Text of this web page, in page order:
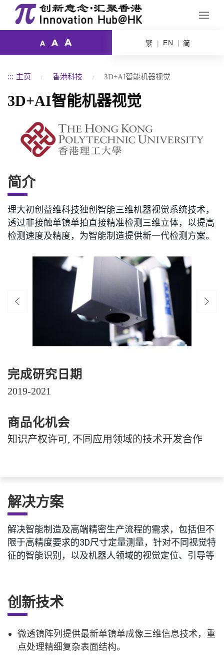
A A A 繁 EN 简
::: 主页 香港科技 3D+AI智能机器视觉
3D+AI智能机器视觉
简介
理大初创益维科技独创智能三维机器视觉系统技术，
透过非接触单镜单拍直接精准检测三维立体，以提高
检测速度及精度，为智能制造提供新一代检测方案。
完成研究日期
2019-2021
商品化机会
知识产权许可, 不同应用领域的技术开发合作
解决方案
解决智能制造及高端精密生产流程的需求，包括但不
限于高精度要求的3D尺寸定量测量，针对不同视觉特
征的智能识别，以及机器人领域的视觉定位、引导等
创新技术
微透镜阵列提供最新单镜单成像三维信息技术，重
点处理精细复杂表面结构。